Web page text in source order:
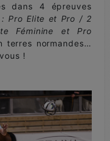
dans 4 épreuves
Pro Elite et Pro / 2
Féminine et Pro
terres normandes…
!